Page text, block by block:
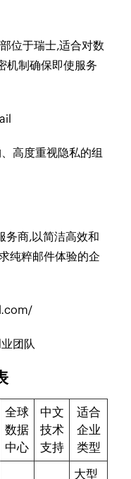
位于瑞士,适合对数
机制确保即使服务
高度重视隐私的组
务商,以简洁高效和
纯粹邮件体验的企
团队
全球
数据
中心
中文
技术
支持
适合
企业
类型
大型